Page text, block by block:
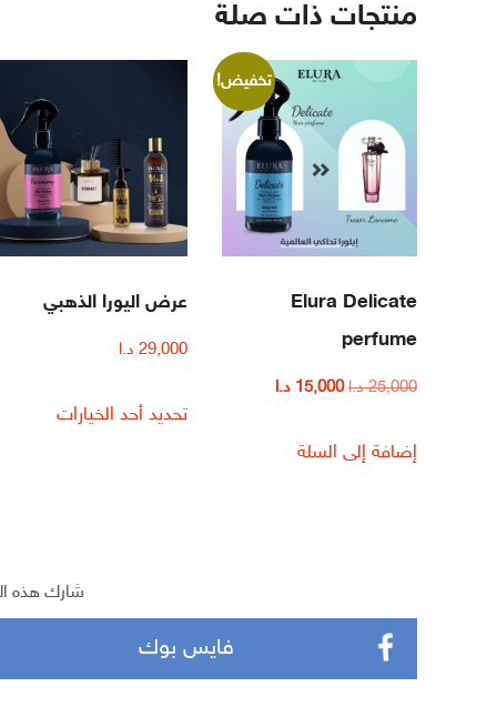
منتجات ذات صلة
تخفيض!
Elura Delicate
perfume
25,000 د.ا 15,000 د.ا
إضافة إلى السلة
عرض اليورا الذهبي
29,000 د.ا
تحديد أحد الخيارات
شارك هذه
فايس بوك